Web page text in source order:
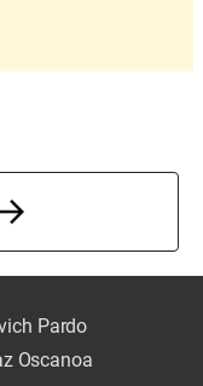
Pardo
Oscanoa